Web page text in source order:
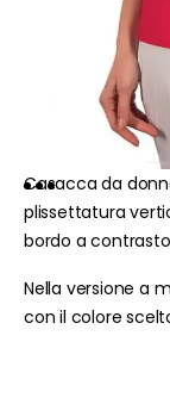
Casacca da
plissettatura
bordo a
Nella versione a
con il colore